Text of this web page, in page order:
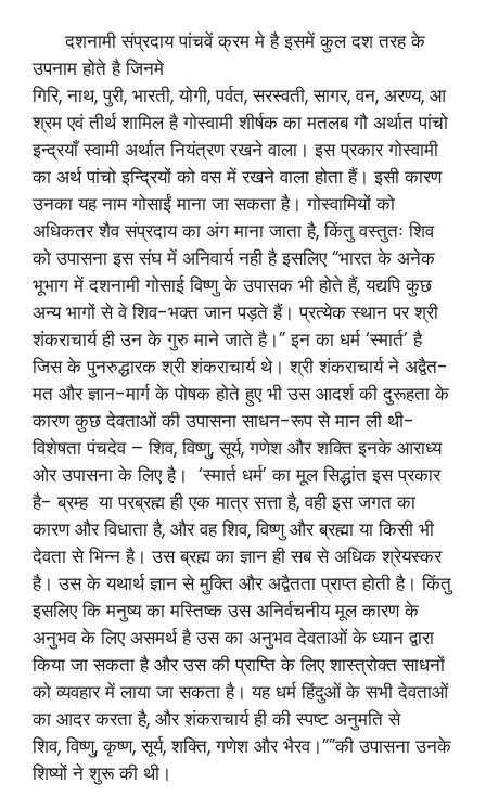
दशनामी संप्रदाय पांचवें क्रम मे है इसमें कुल दश तरह के
उपनाम होते है जिनमे
गिरि, नाथ, पुरी, भारती, योगी, पर्वत, सरस्वती, सागर, वन, अरण्य, आ
श्रम एवं तीर्थ शामिल है गोस्वामी शीर्षक का मतलब गौ अर्थात पांचो
इन्द्रयाँ स्वामी अर्थात नियंत्रण रखने वाला। इस प्रकार गोस्वामी
का अर्थ पांचो इन्द्रियों को वस में रखने वाला होता हैं। इसी कारण
उनका यह नाम गोसाईं माना जा सकता है। गोस्वामियों को
अधिकतर शैव संप्रदाय का अंग माना जाता है, किंतु वस्तुतः शिव
को उपासना इस संघ में अनिवार्य नही है इसलिए “भारत के अनेक
भूभाग में दशनामी गोसाई विष्णु के उपासक भी होते हैं, यद्यपि कुछ
अन्य भागों से वे शिव-भक्त जान पड़ते हैं। प्रत्येक स्थान पर श्री
शंकराचार्य ही उन के गुरु माने जाते है।” इन का धर्म ‘स्मार्त’ है
जिस के पुनरुद्धारक श्री शंकराचार्य थे। श्री शंकराचार्य ने अद्वैत-
मत और ज्ञान-मार्ग के पोषक होते हुए भी उस आदर्श की दुरूहता के
कारण कुछ देवताओं की उपासना साधन-रूप से मान ली थी-
विशेषता पंचदेव – शिव, विष्णु, सूर्य, गणेश और शक्ति इनके आराध्य
ओर उपासना के लिए है। ‘स्मार्त धर्म’ का मूल सिद्धांत इस प्रकार
है- ब्रम्ह या परब्रह्म ही एक मात्र सत्ता है, वही इस जगत का
कारण और विधाता है, और वह शिव, विष्णु और ब्रह्मा या किसी भी
देवता से भिन्न है। उस ब्रह्म का ज्ञान ही सब से अधिक श्रेयस्कर
है। उस के यथार्थ ज्ञान से मुक्ति और अद्वैतता प्राप्त होती है। किंतु
इसलिए कि मनुष्य का मस्तिष्क उस अनिर्वचनीय मूल कारण के
अनुभव के लिए असमर्थ है उस का अनुभव देवताओं के ध्यान द्वारा
किया जा सकता है और उस की प्राप्ति के लिए शास्त्रोक्त साधनों
को व्यवहार में लाया जा सकता है। यह धर्म हिंदुओं के सभी देवताओं
का आदर करता है, और शंकराचार्य ही की स्पष्ट अनुमति से
शिव, विष्णु, कृष्ण, सूर्य, शक्ति, गणेश और भैरव।””की उपासना उनके
शिष्यों ने शुरू की थी।